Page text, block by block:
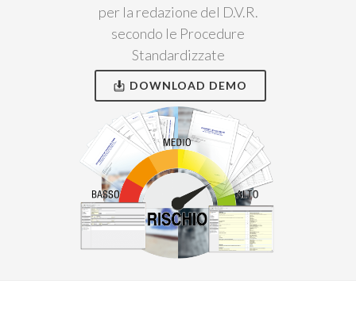
per la redazione del D.V.R.
secondo le Procedure
Standardizzate
DOWNLOAD DEMO